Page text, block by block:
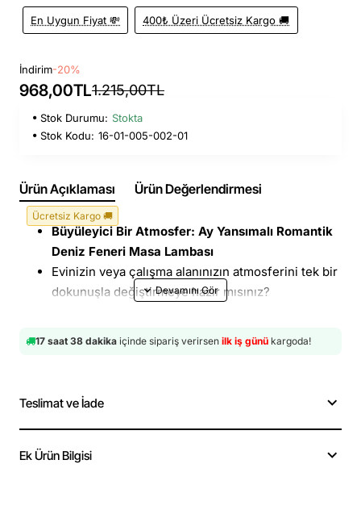
Ücretsiz Kargo 🚚
En Uygun Fiyat 💸 400₺ Üzeri Ücretsiz Kargo 🚚
İndirim-20%
968,00TL1.215,00TL
Stok Durumu: Stokta
Stok Kodu: 16-01-005-002-01
Ürün Açıklaması Ürün Değerlendirmesi
Büyüleyici Bir Atmosfer: Ay Yansımalı Romantik
Deniz Feneri Masa Lambası
Evinizin veya çalışma alanınızın atmosferini tek bir
dokunuşla değiştirmeye hazır mısınız?
romantik bir ışık yayıyor. Sadece bir lamba değil,
olacak bir sanat eseri!
Ay Yansımalı Büyüleyici Işık:
yandığında duvara veya etrafına sanki odaya ay
ışığı vuruyormuş gibi mistik ve huzur veren bir
17 saat 38 dakika içinde sipariş verirsen ilk iş günü kargoda!
Teslimat ve İade
Ek Ürün Bilgisi